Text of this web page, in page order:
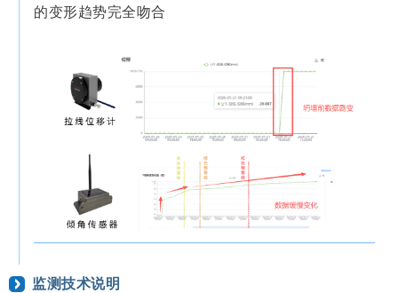
的变形趋势完全吻合
监测技术说明